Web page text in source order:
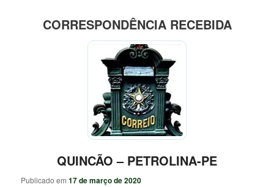
CORRESPONDÊNCIA RECEBIDA
QUINCÃO – PETROLINA-PE
Publicado em17 de março de 2020